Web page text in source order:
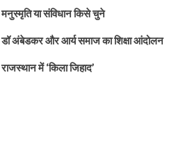
मनुस्मृति या संविधान किसे चुने
डॉ अंबेडकर और आर्य समाज का शिक्षा आंदोलन
राजस्थान में ‘किला जिहाद’